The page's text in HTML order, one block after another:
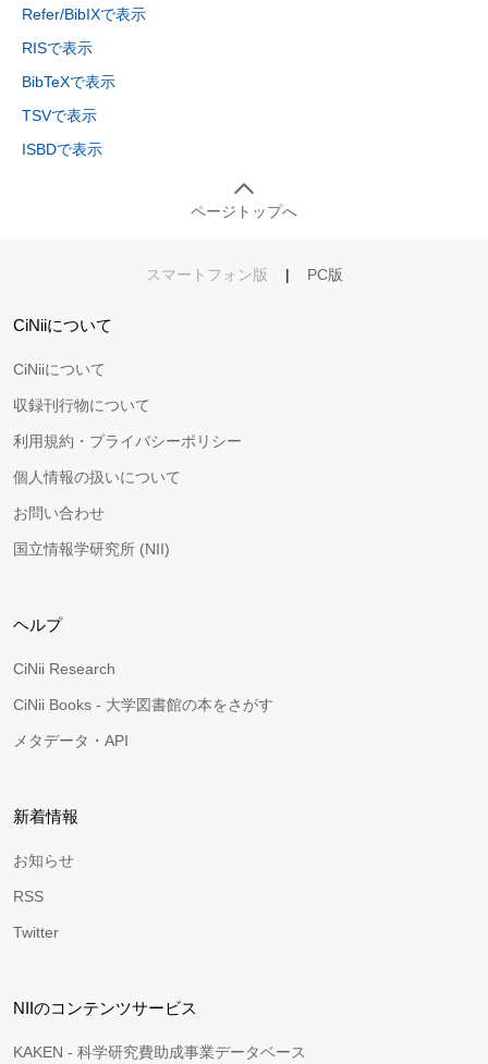
Refer/BibIXで表示
RISで表示
BibTeXで表示
TSVで表示
ISBDで表示
ページトップへ
スマートフォン版 | PC版
CiNiiについて
CiNiiについて
収録刊行物について
利用規約・プライバシーポリシー
個人情報の扱いについて
お問い合わせ
国立情報学研究所 (NII)
ヘルプ
CiNii Research
CiNii Books - 大学図書館の本をさがす
メタデータ・API
新着情報
お知らせ
RSS
Twitter
NIIのコンテンツサービス
KAKEN - 科学研究費助成事業データベース